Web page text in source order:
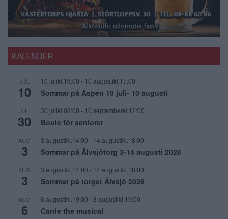
KALENDER
JUL
10
10 julikl.16:00 - 10 augustikl.17:00
Sommar på Aspen 10 juli- 10 augusti
JUL
30
30 julikl.08:00 - 10 septemberkl.12:00
Boule för seniorer
AUG
3
3 augustikl.14:00 - 14 augustikl.18:00
Sommar på Älvsjötorg 3-14 augusti 2026
AUG
3
3 augustikl.14:00 - 14 augustikl.18:00
Sommar på torget Älvsjö 2026
AUG
6
6 augustikl.19:00 - 8 augustikl.19:00
Carrie the musical